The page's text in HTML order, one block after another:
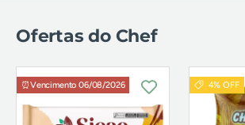
Ofertas do Chef
⏰Vencimento 06/08/2026 4% OFF